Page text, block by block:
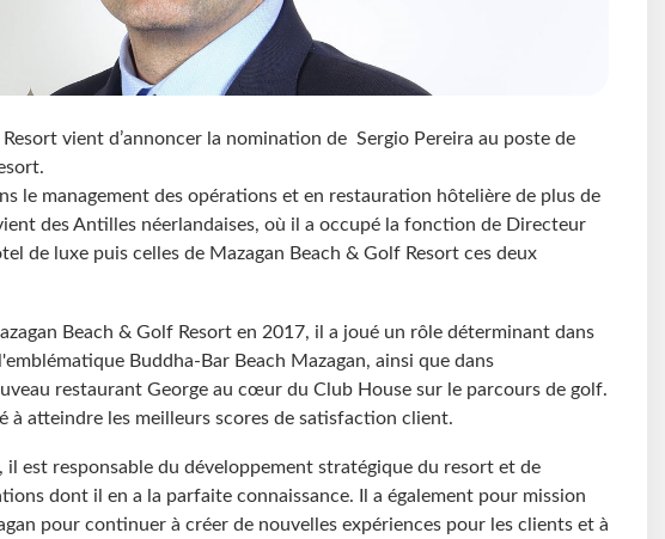
vient d’annoncer la nomination de Sergio Pereira au poste de
le management des opérations et en restauration hôtelière de plus de
des Antilles néerlandaises, où il a occupé la fonction de Directeur
de luxe puis celles de Mazagan Beach & Golf Resort ces deux
Beach & Golf Resort en 2017, il a joué un rôle déterminant dans
Buddha-Bar Beach Mazagan, ainsi que dans
restaurant George au cœur du Club House sur le parcours de golf.
à atteindre les meilleurs scores de satisfaction client.
il est responsable du développement stratégique du resort et de
dont il en a la parfaite connaissance. Il a également pour mission
pour continuer à créer de nouvelles expériences pour les clients et à